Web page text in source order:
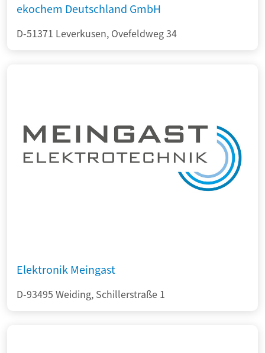
ekochem Deutschland GmbH
D-51371 Leverkusen, Ovefeldweg 34
Elektronik Meingast
D-93495 Weiding, Schillerstraße 1